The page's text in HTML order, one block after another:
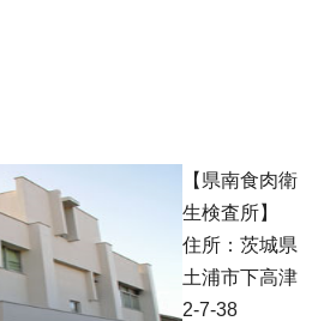
【県南食肉衛
生検査所】
住所：茨城県
土浦市下高津
2-7-38